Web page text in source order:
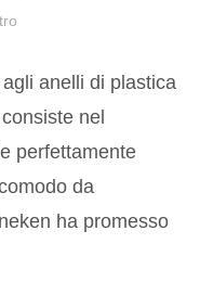
anelli di plastica
nel
perfettamente
da
ha promesso